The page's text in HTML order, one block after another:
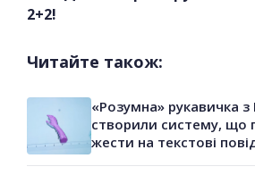
2+2!
Читайте також:
«Розумна» рукавичка з
створили систему, що
жести на текстові